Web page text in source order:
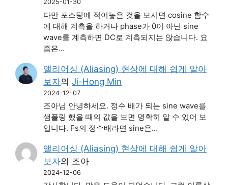
2025-01-30
다만 포스팅에 적어놓은 것을 보시면 cosine 함수
에 대해 계측을 하거나 phase가 0이 아닌 sine
wave를 계측하면 DC로 계측되지는 않습니다. 요
즘은…
앨리어싱 (Aliasing) 현상에 대해 쉽게 알아
보자의Ji-Hong Min
2024-12-07
조아님 안녕하세요. 정수 배가 되는 sine wave를
샘플링 했을 때의 값을 보면 명확히 알 수 있어 보
입니다. Fs의 정수배라면 sine은…
앨리어싱 (Aliasing) 현상에 대해 쉽게 알아
보자의 조아
2024-12-06